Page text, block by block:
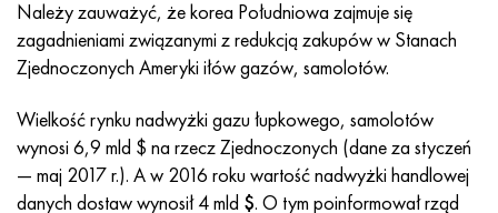
Należy zauważyć, że korea Południowa zajmuje się
zagadnieniami związanymi z redukcją zakupów w Stanach
Zjednoczonych Ameryki iłów gazów, samolotów.
Wielkość rynku nadwyżki gazu łupkowego, samolotów
wynosi 6,9 mld $ na rzecz Zjednoczonych (dane za styczeń
— maj 2017 r.). A w 2016 roku wartość nadwyżki handlowej
danych dostaw wynosił 4 mld $. O tym poinformował rząd
Marażowanie 300
Marażowanie 350
MP35N
50NHS
Stop 52N
52K12F
KhN68VKTYU
KhN68VMTYUK-vd
HN70VMTYU
AT3
3M
TL3
1.4545 - 15-5Ph®
1.4548 - 17-4Ph®
1.4550 - AISI 347
15х12vnmf
15Х12Н2MVFAB
15X16K5N2MVFAB
C65100, CuSi1,5
Brąz cynowo-ołowiowy
c92200, CuSn6Zn4Pb2
20XH3A, AISI 4320, 20hn3a
20HM, 24CrMo5, 20hm
25KhGM, 20CrMo5, 1.7264
Stal węglowa
У10,1.1645, C105W1
11G12, 110G13L, X120Mn12